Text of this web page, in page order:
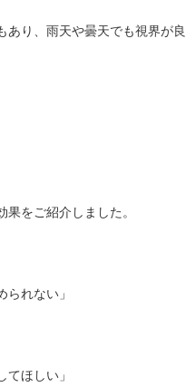
り、雨天や曇天でも視界が良
をご紹介しました。
れない」
ほしい」